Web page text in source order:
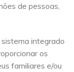
de pessoas,
integrado
os
familiares e/ou